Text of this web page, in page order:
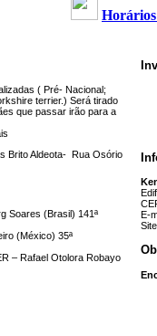
( Pré- Nacional;
terrier.) Será tirado
que passar irão para a
Brito Aldeota- Rua Osório
Soares (Brasil) 141ª
(México) 35ª
– Rafael Otolora Robayo
E-